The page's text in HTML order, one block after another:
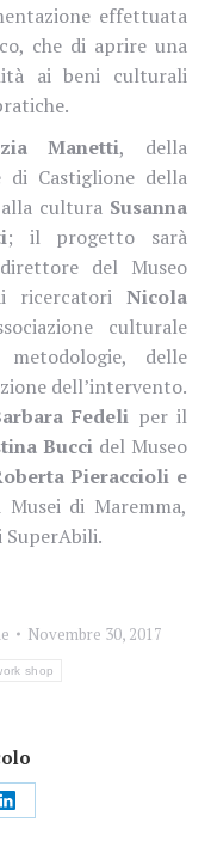
effettuata
che di aprire una
ai beni culturali
Manetti, della
di Castiglione della
alla cultura Susanna
; il progetto sarà
del Museo
ricercatori Nicola
culturale
delle
dell’intervento.
Fedeli per il
Bucci del Museo
Pieraccioli e
di Maremma,
Novembre 30, 2017
shop
Condividi